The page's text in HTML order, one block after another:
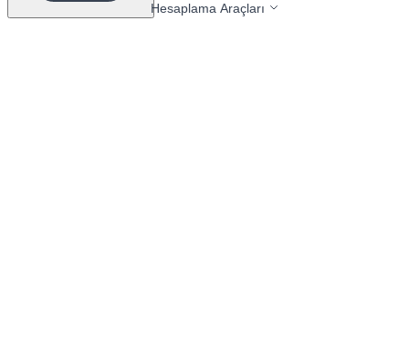
Hesaplama Araçları